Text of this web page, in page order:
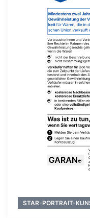
STAR-PORTRAIT-